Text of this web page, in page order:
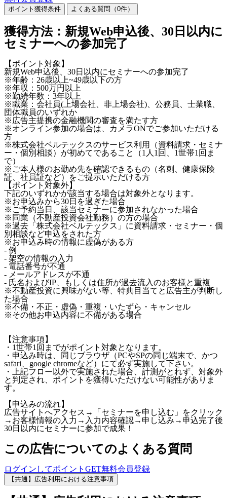
ポイント獲得条件 よくある質問（0件）
獲得方法：新規Web申込後、30日以内に
セミナーへの参加完了
【ポイント対象】
新規Web申込後、30日以内にセミナーへの参加完了
※年齢：26歳以上~49歳以下の方
※年収：500万円以上
※勤続年数：3年以上
※職業：会社員(上場会社、非上場会社)、公務員、士業職、
団体職員のいずれか
※広告主提携の金融機関の審査を満たす方
※オンライン参加の場合は、カメラONでご参加いただける
方
※株式会社ベルテックスのサービス利用（資料請求・セミナ
ー・個別相談）が初めてであること（1人1回、1世帯1回ま
で）
※ご本人様のお勤め先を確認できるもの（名刺、健康保険
証、社員証など）をご提示いただける方
【ポイント対象外】
下記のいずれかが該当する場合は対象外となります。
※お申込みから30日を過ぎた場合
※ご予約当日、該当セミナーに参加されなかった場合
※同業（不動産投資会社勤務）の方の場合
※過去「株式会社ベルテックス」に資料請求・セミナー・個
別相談など申込をされた方
※お申込み時の情報に虚偽がある方
- 例
- 架空の情報の入力
- 電話番号が不通
- メールアドレスが不通
- 氏名およびIP、もしくは住所が過去流入のお客様と重複
※不動産投資に興味がない等、特典目当てと広告主が判断し
た場合
※不備・不正・虚偽・重複・いたずら・キャンセル
※その他お申込内容に不備がある場合
【注意事項】
・1世帯1回までがポイント対象となります。
・申込み時は、同じブラウザ（PCやSPの同じ端末で、かつ
safari、google chromeなど）にて必ず実施して下さい。
・上記フロー以外で実施された場合、計測がとれず、対象外
と判定され、ポイントを獲得いただけない可能性がありま
す。
【申込みの流れ】
広告サイトへアクセス→「セミナーを申し込む」をクリック
→お客様情報の入力→入力内容確認→申し込み→申込完了後
30日以内にセミナーに参加で成果！
この広告についてのよくある質問
ログインしてポイントGET無料会員登録
【共通】広告利用における注意事項